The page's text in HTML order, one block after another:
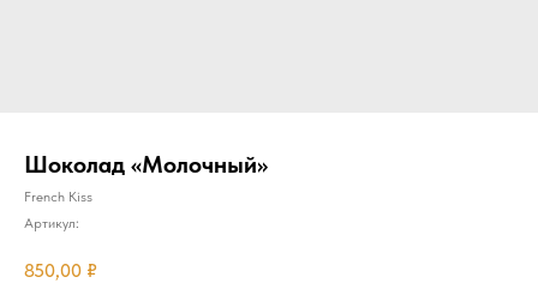
Шоколад «Молочный»
French Kiss
Артикул:
850,00 ₽